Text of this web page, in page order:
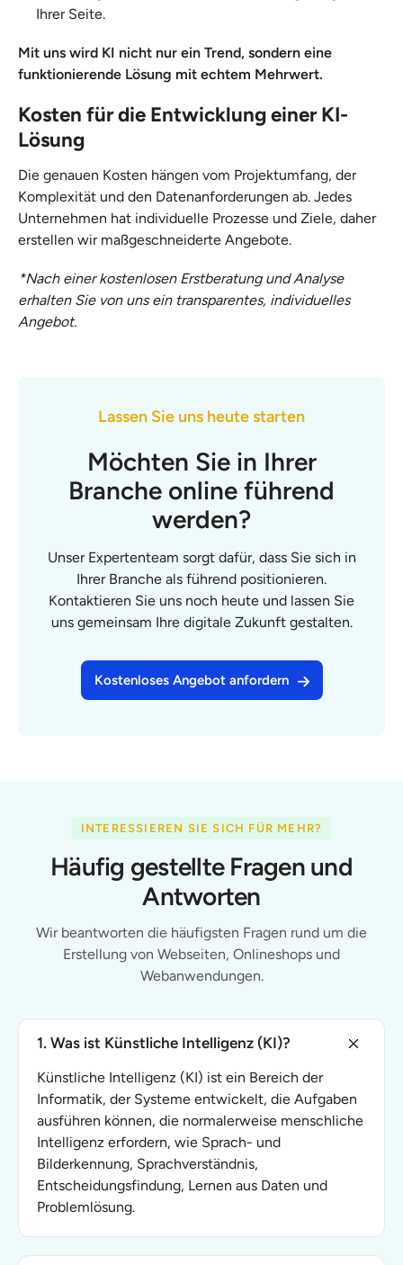
Ihrer Seite.
Mit uns wird KI nicht nur ein Trend, sondern eine
funktionierende Lösung mit echtem Mehrwert.
Kosten für die Entwicklung einer KI-
Lösung
Die genauen Kosten hängen vom Projektumfang, der
Komplexität und den Datenanforderungen ab. Jedes
Unternehmen hat individuelle Prozesse und Ziele, daher
erstellen wir maßgeschneiderte Angebote.
*Nach einer kostenlosen Erstberatung und Analyse
erhalten Sie von uns ein transparentes, individuelles
Angebot.
Lassen Sie uns heute starten
Möchten Sie in Ihrer
Branche online führend
werden?
Unser Expertenteam sorgt dafür, dass Sie sich in
Ihrer Branche als führend positionieren.
Kontaktieren Sie uns noch heute und lassen Sie
uns gemeinsam Ihre digitale Zukunft gestalten.
Kostenloses Angebot anfordern
INTERESSIEREN SIE SICH FÜR MEHR?
Häufig gestellte Fragen und
Antworten
Wir beantworten die häufigsten Fragen rund um die
Erstellung von Webseiten, Onlineshops und
Webanwendungen.
1. Was ist Künstliche Intelligenz (KI)?
Künstliche Intelligenz (KI) ist ein Bereich der
Informatik, der Systeme entwickelt, die Aufgaben
ausführen können, die normalerweise menschliche
Intelligenz erfordern, wie Sprach- und
Bilderkennung, Sprachverständnis,
Entscheidungsfindung, Lernen aus Daten und
Problemlösung.